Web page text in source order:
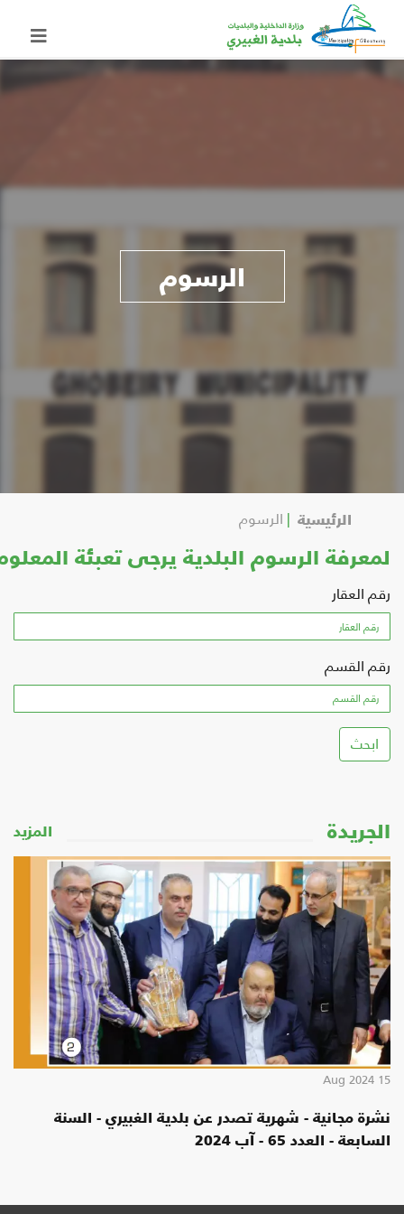
الرسوم
الرئيسية الرسوم
الرسوم البلدية يرجى تعبئة المعلومات
العقار
القسم
المزيد
مجانية - شهرية تصدر عن بلدية الغبيري - السنة
- العدد 65 - آب 2024